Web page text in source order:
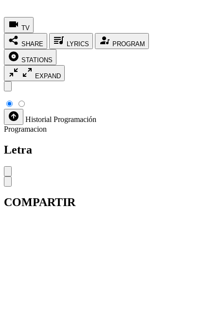
TV
SHARE LYRICS PROGRAM
STATIONS
EXPAND
Historial Programación
Programacion
Letra
COMPARTIR